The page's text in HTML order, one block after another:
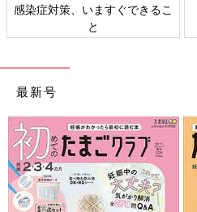
感染症対策、いますぐできるこ
と
最新号